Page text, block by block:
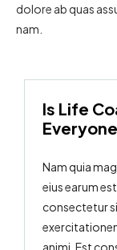
dolore ab quas
nam.
Is Life
Nam quia
eius earum
consectetur
animi. Est